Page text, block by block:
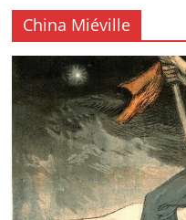
China Miéville